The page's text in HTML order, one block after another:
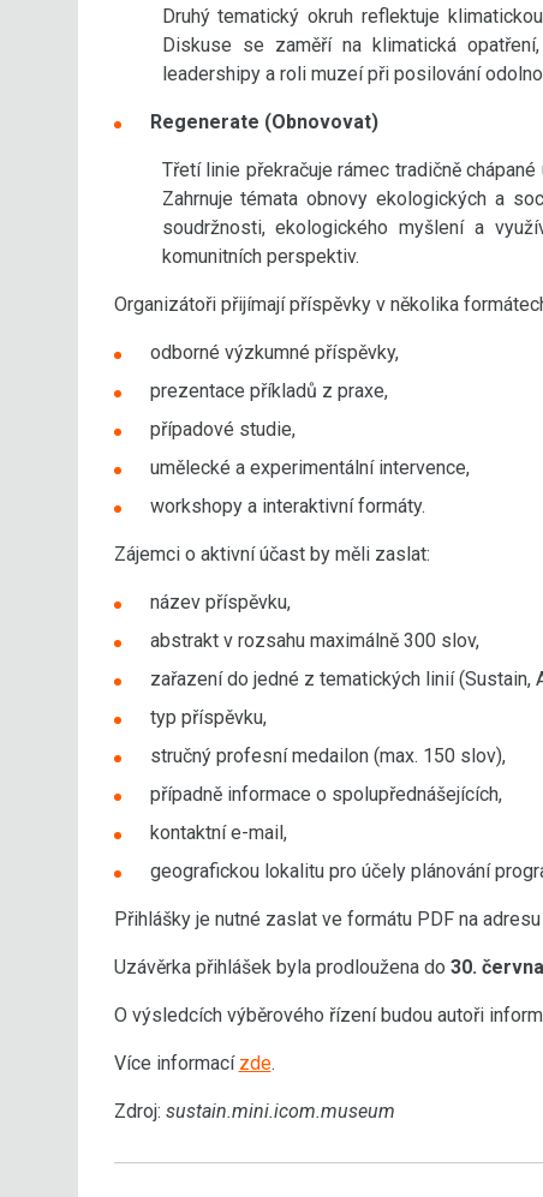
Druhý tematický okruh reflektuje
Diskuse se zaměří na klimatická
leadershipy a roli muzeí při posilování
Regenerate (Obnovovat)
Třetí linie překračuje rámec tradičně
Zahrnuje témata obnovy ekologických a
soudržnosti, ekologického myšlení a
komunitních perspektiv.
Organizátoři přijímají příspěvky v několika
odborné výzkumné příspěvky,
prezentace příkladů z praxe,
případové studie,
umělecké a experimentální intervence,
workshopy a interaktivní formáty.
Zájemci o aktivní účast by měli zaslat:
název příspěvku,
abstrakt v rozsahu maximálně 300 slov,
zařazení do jedné z tematických linií (Sustain,
typ příspěvku,
stručný profesní medailon (max. 150 slov),
případně informace o spolupřednášejících,
kontaktní e-mail,
geografickou lokalitu pro účely plánování
Přihlášky je nutné zaslat ve formátu PDF na adresu
Uzávěrka přihlášek byla prodloužena do 30.
O výsledcích výběrového řízení budou autoři
Více informací zde.
Zdroj: sustain.mini.icom.museum